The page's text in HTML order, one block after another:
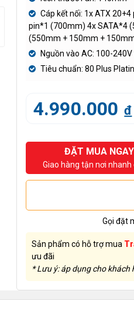
Cáp kết nối: 1x ATX
pin*1 (700mm) 4x SATA*4
(550mm + 150mm +
Nguồn vào AC: 100-240V
Tiêu chuẩn: 80 Plus
4.990.000 đ
ĐẶT MUA NGAY
Giao hàng tận nơi nhanh
Gọi đặt
Sản phẩm có hỗ trợ mua
ưu đãi
* Lưu ý: áp dụng cho